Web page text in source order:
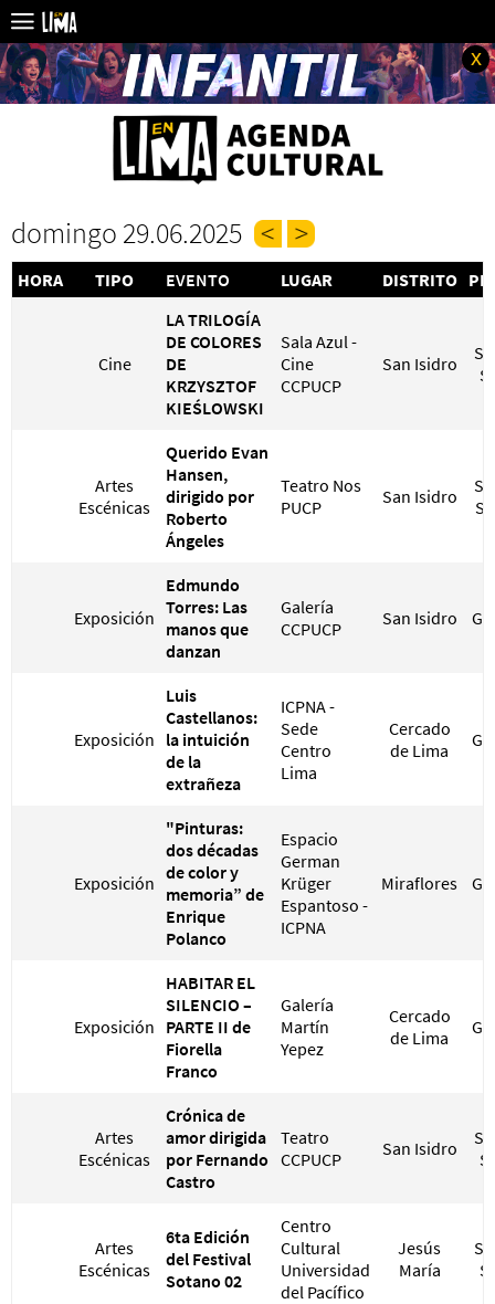
x
domingo 29.06.2025
HORA TIPO EVENTO LUGAR DISTRITO
Cine
LA TRILOGÍA
DE COLORES
DE
KRZYSZTOF
KIEŚLOWSKI
Sala Azul -
Cine
CCPUCP
San Isidro
S/
Artes
Escénicas
Querido Evan
Hansen,
dirigido por
Roberto
Ángeles
Teatro Nos
PUCP
San Isidro
S/
S/
Exposición
Edmundo
Torres: Las
manos que
danzan
Galería
CCPUCP
San Isidro
Exposición
Luis
Castellanos:
la intuición
de la
extrañeza
ICPNA -
Sede
Centro
Lima
Cercado
de Lima
Exposición
"Pinturas:
dos décadas
de color y
memoria” de
Enrique
Polanco
Espacio
German
Krüger
Espantoso -
ICPNA
Miraflores
Exposición
HABITAR EL
SILENCIO –
PARTE II de
Fiorella
Franco
Galería
Martín
Yepez
Cercado
de Lima
Artes
Escénicas
Crónica de
amor dirigida
por Fernando
Castro
Teatro
CCPUCP
San Isidro
S/
Artes
Escénicas
6ta Edición
del Festival
Sotano 02
Centro
Cultural
Universidad
del Pacífico
Jesús
María
S/